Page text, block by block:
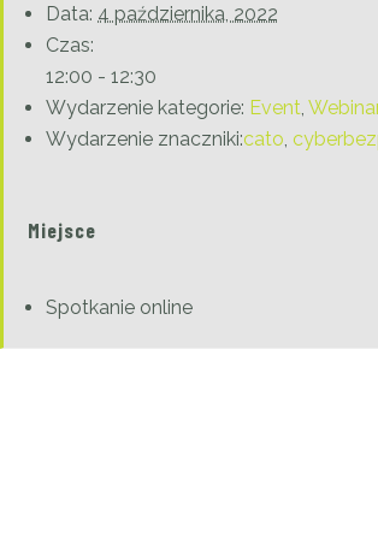
Data: 4 października, 2022
Czas:
12:00 - 12:30
Wydarzenie kategorie: Event Webinar
Wydarzenie znaczniki:cato
Miejsce
Spotkanie online